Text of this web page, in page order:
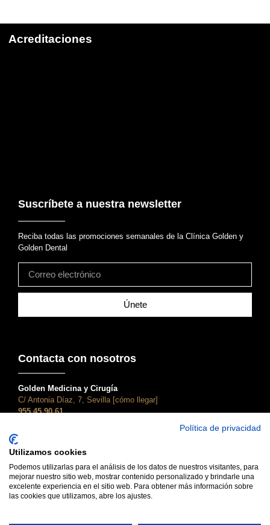
Acreditaciones
Suscríbete a nuestra newsletter
Reciba todas las promociones semanales de la Clínica Golden y
Golden Dental
Únete
Contacta con nosotros
Golden Medicina y Cirugía
C/ Antonia Díaz, 7, Sevilla [cómo llegar]
955 45 90 61
C/ Adriano, 28, Sevilla [cómo llegar]
955 45 90 61
dental@clinicagolden.com
Política de privacidad
Utilizamos cookies
Podemos utilizarlas para el análisis de los datos de nuestros visitantes, para
mejorar nuestro sitio web, mostrar contenido personalizado y brindarle una
excelente experiencia en el sitio web. Para obtener más información sobre
las cookies que utilizamos, abre los ajustes.